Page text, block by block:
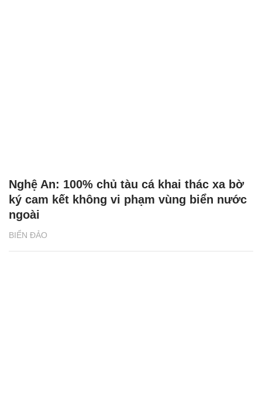
BIỂN ĐẢO
Nghệ An: 100% chủ tàu cá khai thác xa bờ
ký cam kết không vi phạm vùng biển nước
ngoài